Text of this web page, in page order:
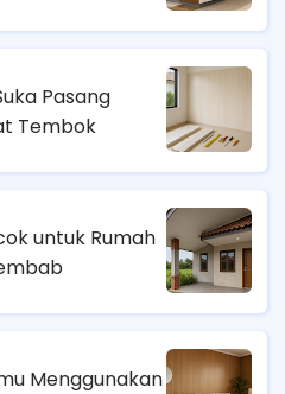
Pasang
Tembok
untuk Rumah
Menggunakan